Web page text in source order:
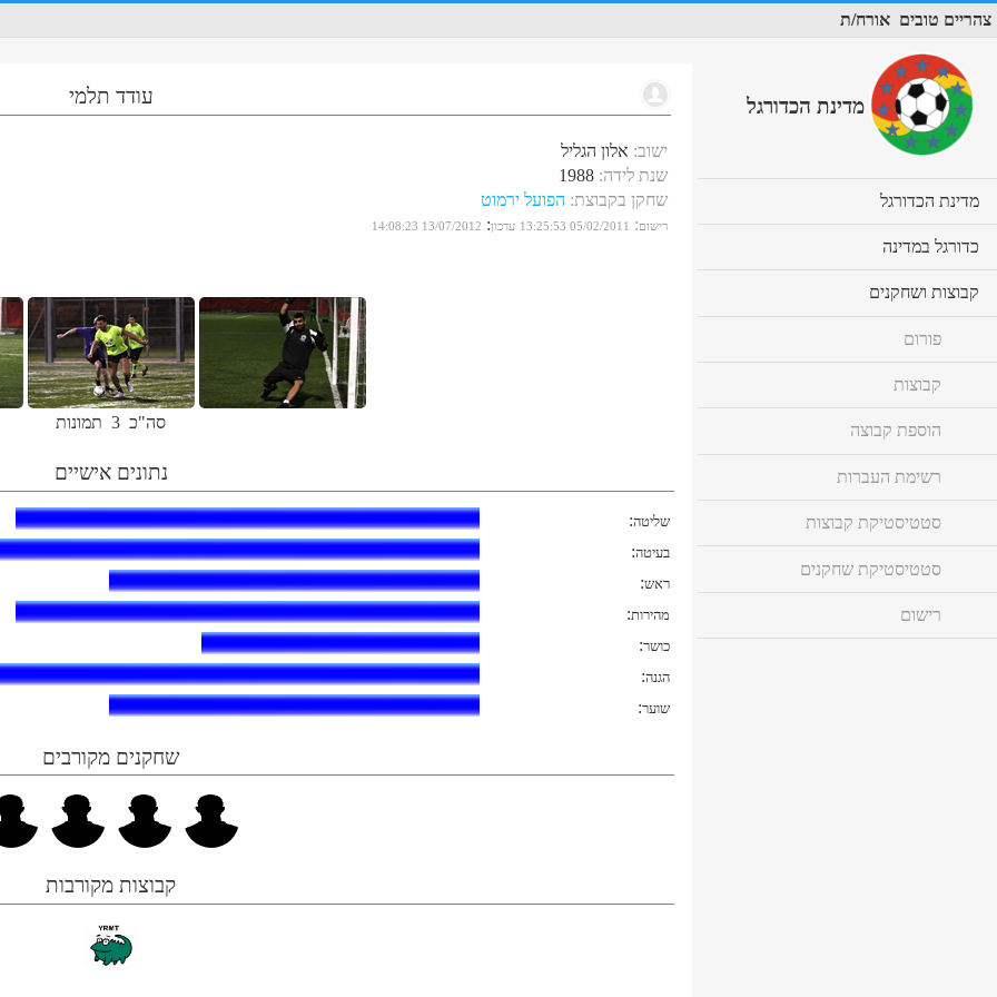
צהריים טובים אורח/ת
עודד תלמי
ישוב: אלון הגליל
שנת לידה:
1988
שחקן בקבוצת: הפועל ירמוט
רישום:
05/02/2011 13:25:53 עדכון:
13/07/2012 14:08:23
סה"כ 3 תמונות
נתונים אישיים
שליטה:
בעיטה:
ראש:
מהירות:
כושר:
הגנה:
שוער:
שחקנים מקורבים
קבוצות מקורבות
מדינת הכדורגל
מדינת הכדורגל
to
כדורגל במדינה
to
קבוצות ושחקנים
to
פורום
קבוצות
הוספת קבוצה
רשימת העברות
סטטיסטיקת קבוצות
סטטיסטיקת שחקנים
רישום